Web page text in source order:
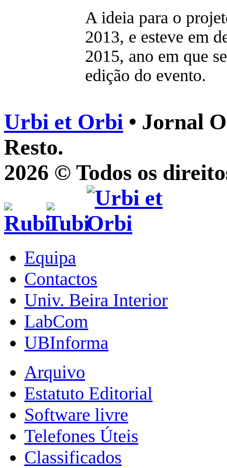
A ideia para o
2013, e esteve em
2015, ano em que
edição do evento.
Urbi et Orbi • Jornal
Resto.
2026 © Todos os
Equipa
Contactos
Univ. Beira Interior
LabCom
UBInforma
Arquivo
Estatuto Editorial
Software livre
Telefones Úteis
Classificados